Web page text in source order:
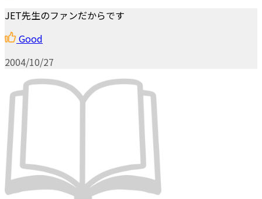
JET先生のファンだからです
Good
2004/10/27